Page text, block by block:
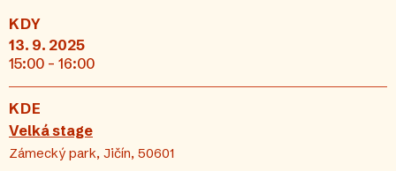
KDY
13. 9. 2025
15:00 - 16:00
KDE
Velká stage
Zámecký park, Jičín, 50601